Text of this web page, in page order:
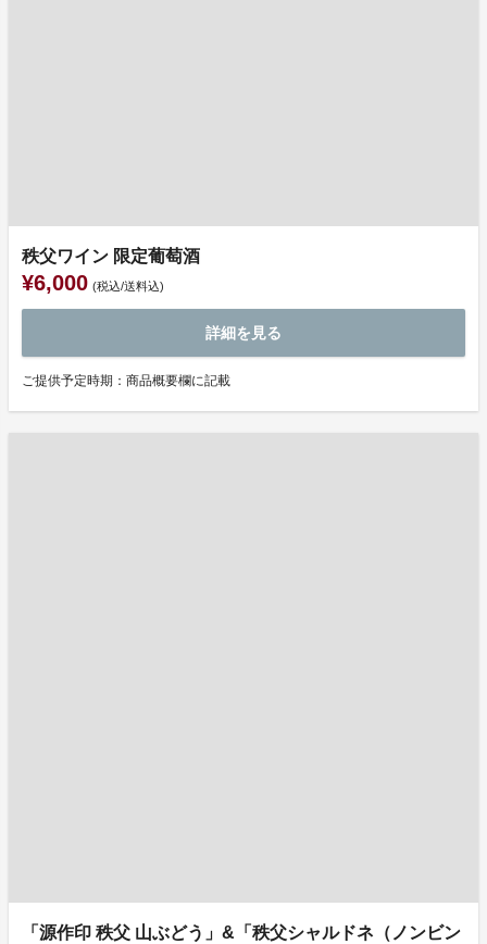
秩父ワイン 限定葡萄酒
¥6,000 (税込/送料込)
詳細を見る
ご提供予定時期：商品概要欄に記載
「源作印 秩父 山ぶどう」&「秩父シャルドネ（ノンビン